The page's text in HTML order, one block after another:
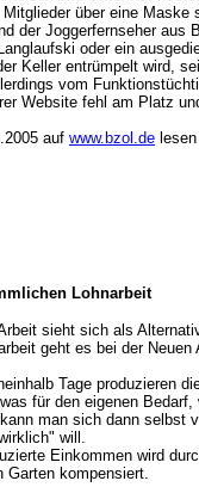
über eine Maske
der Joggerfernseher aus
oder ein
Keller entrümpelt wird,
vom
Website fehl am Platz
auf www.bzol.de lesen
Lohnarbeit
sieht sich als
geht es bei der
Tage produzieren
für den eigenen
man sich dann selbst
will.
Einkommen wird
Garten kompensiert.